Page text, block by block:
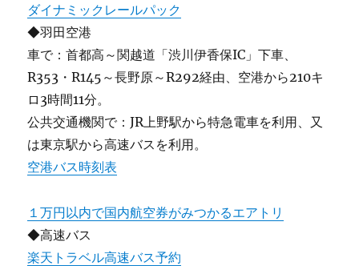
ダイナミックレールパック
◆羽田空港
車で：首都高～関越道「渋川伊香保IC」下車、
R353・R145～長野原～R292経由、空港から210キ
ロ3時間11分。
公共交通機関で：JR上野駅から特急電車を利用、又
は東京駅から高速バスを利用。
空港バス時刻表
１万円以内で国内航空券がみつかるエアトリ
◆高速バス
楽天トラベル高速バス予約